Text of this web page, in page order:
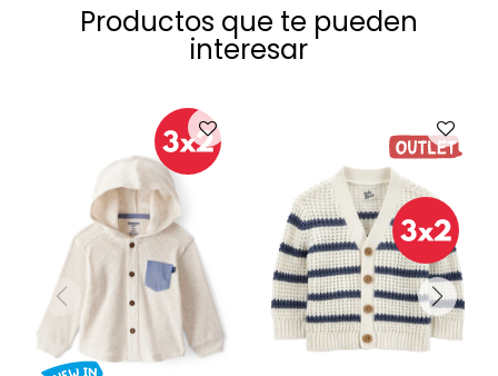
Productos que te pueden
interesar